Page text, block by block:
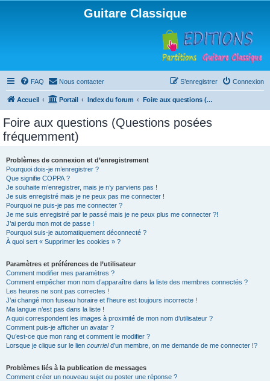
Guitare Classique
FAQ Nous contacter Connexion
S’enregistrer
Accueil Portail Index du forum Foire aux questions (Questions posées fréquemment)
Foire aux questions (Questions posées
fréquemment)
Problèmes de connexion et d’enregistrement
Pourquoi dois-je m’enregistrer ?
Que signifie COPPA ?
Je souhaite m’enregistrer, mais je n’y parviens pas !
Je suis enregistré mais je ne peux pas me connecter !
Pourquoi ne puis-je pas me connecter ?
Je me suis enregistré par le passé mais je ne peux plus me connecter ?!
J’ai perdu mon mot de passe !
Pourquoi suis-je automatiquement déconnecté ?
À quoi sert « Supprimer les cookies » ?
Paramètres et préférences de l’utilisateur
Comment modifier mes paramètres ?
Comment empêcher mon nom d’apparaître dans la liste des membres connectés ?
Les heures ne sont pas correctes !
J’ai changé mon fuseau horaire et l’heure est toujours incorrecte !
Ma langue n’est pas dans la liste !
A quoi correspondent les images à proximité de mon nom d’utilisateur ?
Comment puis-je afficher un avatar ?
Qu’est-ce que mon rang et comment le modifier ?
Lorsque je clique sur le lien courrield’un membre, on me demande de me connecter !?
Problèmes liés à la publication de messages
Comment créer un nouveau sujet ou poster une réponse ?